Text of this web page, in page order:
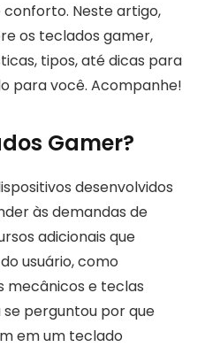
Neste artigo,
os teclados gamer,
tipos, até dicas para
para você. Acompanhe!
Gamer?
desenvolvidos
às demandas de
adicionais que
usuário, como
mecânicos e teclas
se perguntou por que
em um teclado